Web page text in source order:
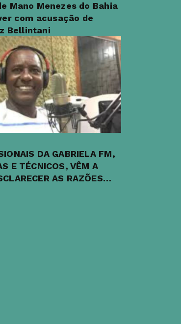
Mano Menezes do Bahia
com acusação de
Bellintani
DA GABRIELA FM,
E TÉCNICOS, VÊM A
AS RAZÕES